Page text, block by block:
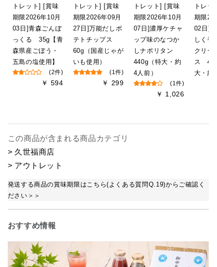
トレット] [賞味
期限2026年10月
03日]青森ごんぼ
っくる 35g【青
森県産ごぼう・
五島の塩使用】
(2件)
￥ 594
トレット] [賞味
期限2026年09月
27日]万能だしポ
テトチップス
60g（国産じゃが
いも使用）
(1件)
￥ 299
トレット] [賞味
期限2026年10月
07日]濃厚ケチャ
ップ味のなつか
しナポリタン
440g（特大・約
4人前）
(1件)
￥ 1,026
トレ
期限
02日]
しく香
クリー
ス
大・約
この商品が含まれる商品カテゴリ
> 久世福商店
> アウトレット
発送する商品の賞味期限はこちら(よくある質問Q.19)からご確認く
ださい＞＞
おすすめ情報